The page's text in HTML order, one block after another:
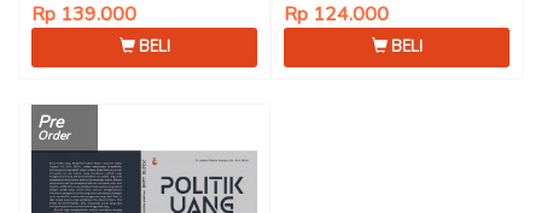
Rp 139.000
BELI
Rp 124.000
BELI
Pre
Order